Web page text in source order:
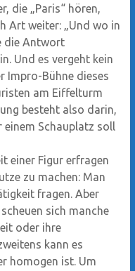
die „Paris“ hören,
Art weiter: „Und wo in
die Antwort
Und es vergeht kein
Impro-Bühne dieses
am Eiffelturm
besteht also darin,
einem Schauplatz soll
einer Figur erfragen
zu machen: Man
fragen. Aber
sich manche
oder ihre
kann es
homogen ist. Um